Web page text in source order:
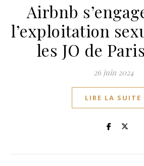
Airbnb
l’exploitation
les JO de
26 juin 2024
LIRE LA SUITE